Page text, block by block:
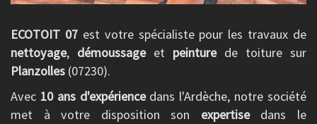
ECOTOIT 07est votre spécialiste pour les travaux de
nettoyage, démoussageet peinturede toiture sur
Planzolles (07230).
Avec 10 ans d'expériencedans l'Ardèche, notre société
met à votre disposition son expertisedans le